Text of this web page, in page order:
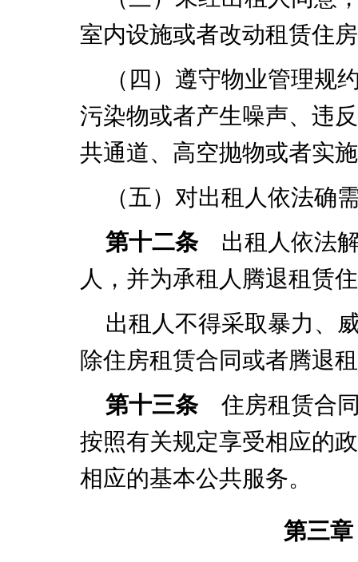
室内设施或者改动租赁住
（四）遵守物业管理规
污染物或者产生噪声、违
共通道、高空抛物或者实
（五）对出租人依法确
第十二条出租人依法解
人，并为承租人腾退租赁
出租人不得采取暴力、
除住房租赁合同或者腾退
第十三条住房租赁合同
按照有关规定享受相应的
相应的基本公共服务。
第三